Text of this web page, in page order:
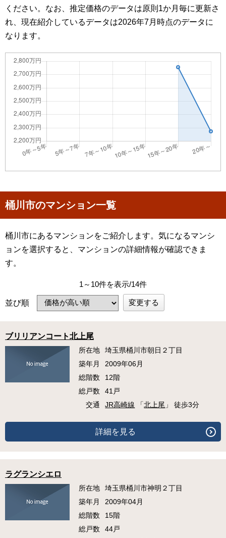
ください。なお、推定価格のデータは原則1か月毎に更新さ
れ、現在紹介しているデータは2026年7月時点のデータに
なります。
桶川市のマンション一覧
桶川市にあるマンションをご紹介します。気になるマンシ
ョンを選択すると、マンションの詳細情報が確認できま
す。
1～10件を表示/14件
並び順 変更する
ブリリアンコート北上尾
所在地
埼玉県桶川市朝日２丁目
築年月
2009年06月
総階数
12階
総戸数
41戸
交通
JR高崎線 「北上尾 」 徒歩3分
詳細を見る
ラグランシエロ
所在地
埼玉県桶川市神明２丁目
築年月
2009年04月
総階数
15階
総戸数
44戸